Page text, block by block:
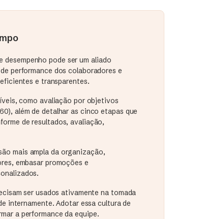
pode ser um aliado
performance dos colaboradores e
e transparentes.
como avaliação por objetivos
além de detalhar as cinco etapas que
de resultados, avaliação,
mais ampla da organização,
embasar promoções e
ser usados ativamente na tomada
internamente. Adotar essa cultura de
a performance da equipe.